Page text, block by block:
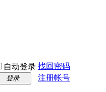
自动登录 找回密码
登录 注册帐号